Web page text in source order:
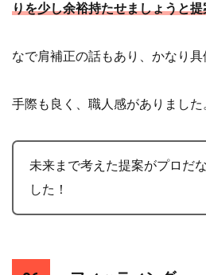
りを少し余裕持たせましょうと提
なで肩補正の話もあり、かなり具
手際も良く、職人感がありました
未来まで考えた提案がプロだ
した！